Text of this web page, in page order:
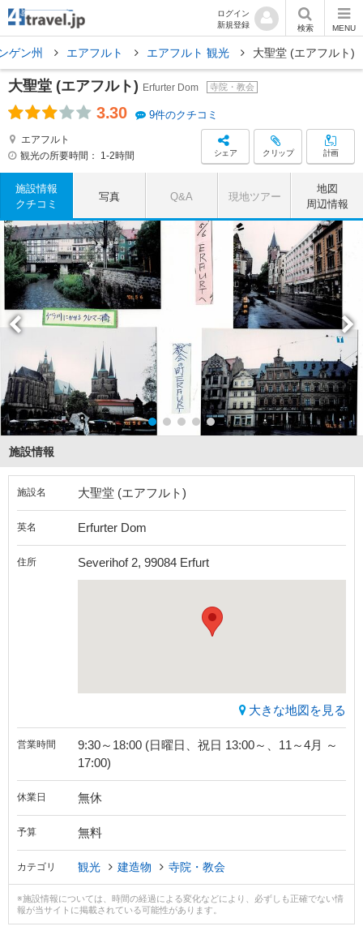
ログイン
新規登録
検索 MENU
ゲン州 エアフルト エアフルト 観光 大聖堂 (エアフルト)
大聖堂 (エアフルト) Erfurter Dom 寺院・教会
3.30 9件のクチコミ
エアフルト
観光の所要時間：
1-2時間 シェア クリップ 計画
施設情報
クチコミ
写真 Q&A 現地ツアー
地図
周辺情報
施設情報
施設名 大聖堂 (エアフルト)
英名 Erfurter Dom
住所 Severihof 2, 99084 Erfurt
大きな地図を見る
営業時間
9:30～18:00 (日曜日、祝日 13:00～、11～4月 ～
17:00)
休業日 無休
予算 無料
カテゴリ 観光 建造物 寺院・教会
※施設情報については、時間の経過による変化などにより、必ずしも正確でない情
報が当サイトに掲載されている可能性があります。